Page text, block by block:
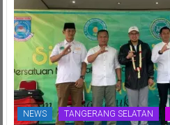
NEWS TANGERANG SELATAN